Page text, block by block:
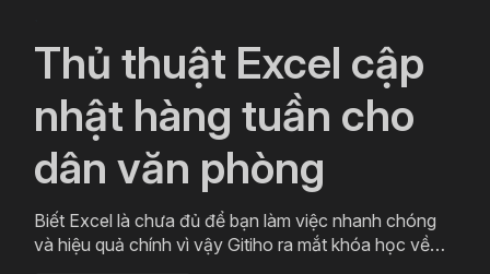
Thủ thuật Excel cập
nhật hàng tuần cho
dân văn phòng
Biết Excel là chưa đủ để bạn làm việc nhanh chóng
và hiệu quả chính vì vậy Gitiho ra mắt khóa học về